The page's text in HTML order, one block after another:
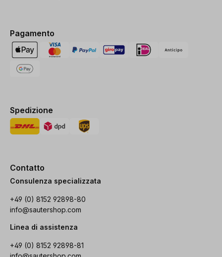
Pagamento
Spedizione
Contatto
Consulenza specializzata
+49 (0) 8152 92898-80
info@sautershop.com
Linea di assistenza
+49 (0) 8152 92898-81